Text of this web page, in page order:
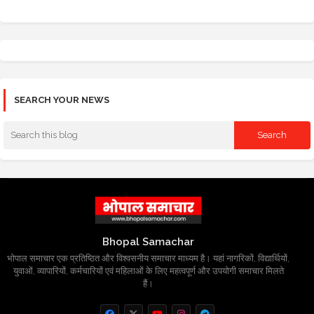
SEARCH YOUR NEWS
Bhopal Samachar
भोपाल समाचार एक प्रतिष्ठित और विश्वसनीय समाचार माध्यम है। यहां नागरिकों, विद्यार्थियों,
युवाओं, व्यापारियों, कर्मचारियों एवं महिलाओं के लिए महत्वपूर्ण और उपयोगी समाचार मिलते
हैं।